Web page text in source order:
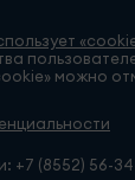
можно
+7 (8552) 56-